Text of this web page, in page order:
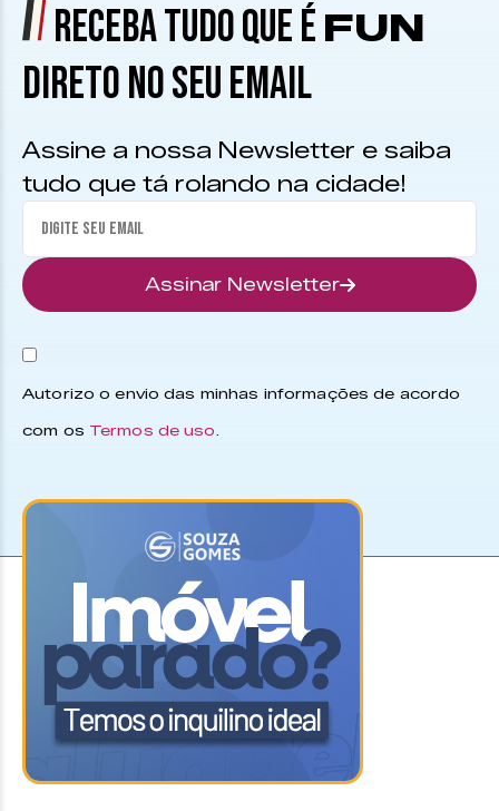
RECEBA TUDO QUE É FUN
DIRETO NO SEU EMAIL
Assine a nossa Newsletter e saiba
tudo que tá rolando na cidade!
Assinar Newsletter
Autorizo o envio das minhas informações de acordo
com os Termos de uso.